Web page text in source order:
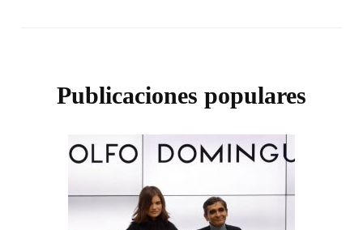
Publicaciones populares